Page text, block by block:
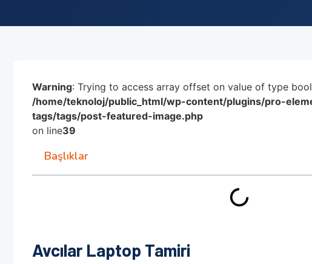
Warning: Trying to access array offset on value of type
/home/teknoloj/public_html/wp-content/plugins/pro-
tags/tags/post-featured-image.php
on line39
Başlıklar
Avcılar Laptop Tamiri